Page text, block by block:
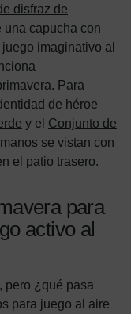
disfraz de
una capucha con
imaginativo al
Para
de héroe
y el Conjunto de
se vistan con
el patio trasero.
para
activo al
pero ¿qué pasa
para juego al aire